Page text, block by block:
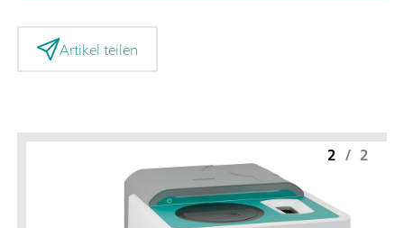
Artikel teilen
2 / 2